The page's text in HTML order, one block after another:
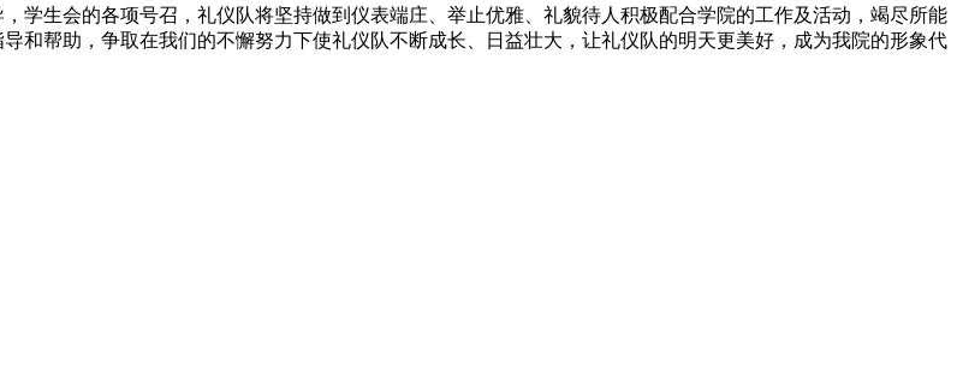
学生会的各项号召，礼仪队将坚持做到仪表端庄、举止优雅、礼貌待人积极配合学院的工作及活动，竭尽所能
和帮助，争取在我们的不懈努力下使礼仪队不断成长、日益壮大，让礼仪队的明天更美好，成为我院的形象代